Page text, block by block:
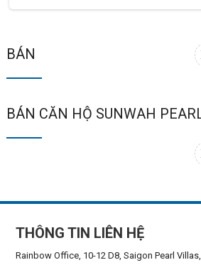
BÁN
BÁN CĂN HỘ SUNWAH
THÔNG TIN LIÊN HỆ
Rainbow Office, 10-12 D8, Saigon Pearl